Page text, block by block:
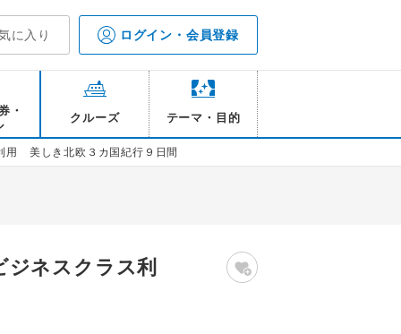
に入り ログイン・会員登録
・
クルーズ テーマ・目的
用 美しき北欧３カ国紀行９日間
ネスクラス利